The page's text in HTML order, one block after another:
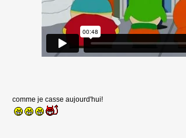
comme je casse aujourd'hui!